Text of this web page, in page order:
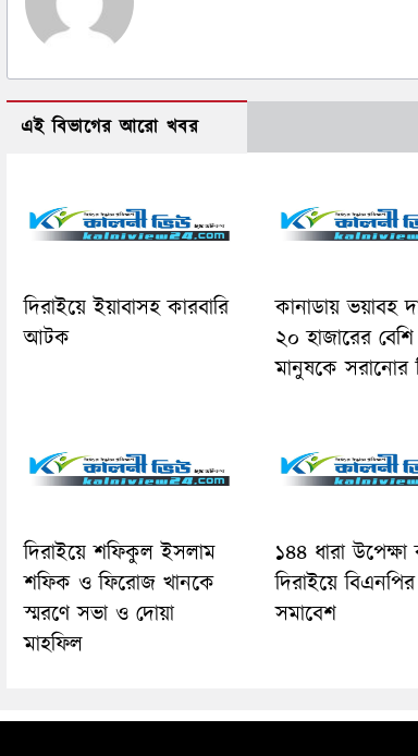
এই বিভাগের আরো খবর
দিরাইয়ে ইয়াবাসহ কারবারি
আটক
কানাডায় ভয়াবহ
২০ হাজারের বেশি
মানুষকে সরানোর
দিরাইয়ে শফিকুল ইসলাম
শফিক ও ফিরোজ খানকে
স্মরণে সভা ও দোয়া
মাহফিল
১৪৪ ধারা
দিরাইয়ে
সমাবেশ